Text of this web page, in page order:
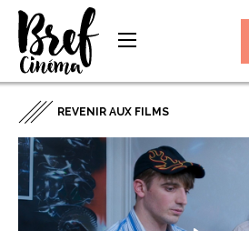
REVENIR AUX FILMS